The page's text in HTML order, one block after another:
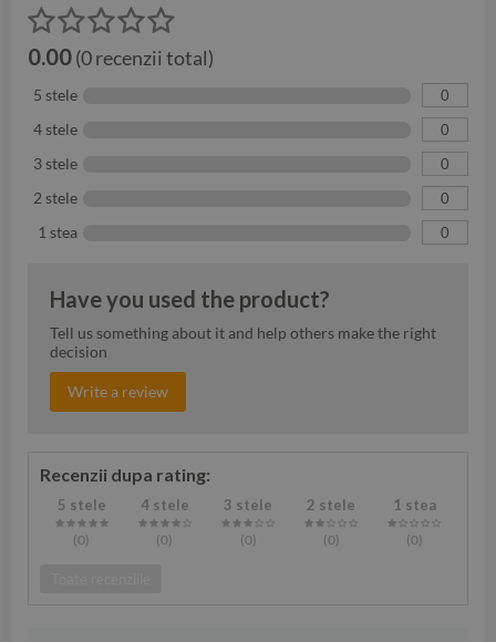
0.00(0 recenzii total)
5 stele 0
4 stele 0
3 stele 0
2 stele 0
1 stea 0
Have you used the product?
Tell us something about it and help others make the right
decision
Write a review
Recenzii dupa rating:
5 stele
(0)
4 stele
(0)
3 stele
(0)
2 stele
(0)
1 stea
(0)